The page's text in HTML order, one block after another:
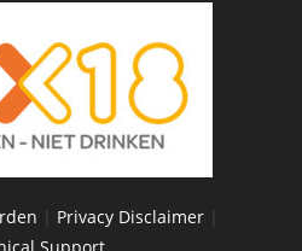
| Privacy Disclaimer |
Support